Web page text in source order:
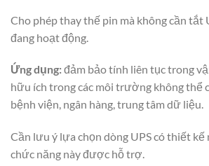
Cho phép thay thế pin mà không cần tắt
đang hoạt động.
Ứng dụng:đảm bảo tính liên tục trong
hữu ích trong các môi trường không thể
bệnh viện, ngân hàng, trung tâm dữ liệu.
Cần lưu ý lựa chọn dòng UPS có thiết kế
chức năng này được hỗ trợ.